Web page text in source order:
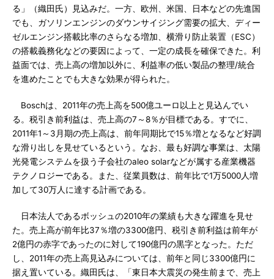
る」（織田氏）見込みだ。一方、欧州、米国、日本などの先進国
でも、ガソリンエンジンのダウンサイジング需要の拡大、ディー
ゼルエンジン搭載比率のさらなる増加、横滑り防止装置（ESC）
の搭載義務化などの要因によって、一定の成長を確保できた。利
益面では、売上高の増加以外に、利益率の低い製品の整理/統合
を進めたことでも大きな効果が得られた。
Boschは、2011年の売上高を500億ユーロ以上と見込んでい
る。税引き前利益は、売上高の7～8％が目標である。すでに、
2011年1～3月期の売上高は、前年同期比で15％増となるなど好調
な滑り出しを見せているという。なお、最も好調な事業は、太陽
光発電システムを扱う子会社のaleo solarなどが属する産業機器
テクノロジーである。また、従業員数は、前年比で1万5000人増
加して30万人に達する計画である。
日本法人であるボッシュの2010年の業績も大きな躍進を見せ
た。売上高が前年比37％増の3300億円、税引き前利益は前年が
2億円の赤字であったのに対して190億円の黒字となった。ただ
し、2011年の売上高見込みについては、前年と同じ3300億円に
据え置いている。織田氏は、「東日本大震災の発生前まで、売上